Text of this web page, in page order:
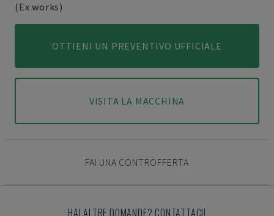
(Ex works)
OTTIENI UN PREVENTIVO UFFICIALE
VISITA LA MACCHINA
FAI UNA CONTROFFERTA
HAI ALTRE DOMANDE? CONTATTACI!